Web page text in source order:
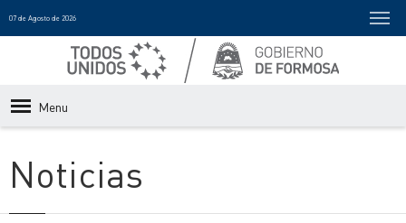
07 de Agosto de 2026
Menu
Noticias